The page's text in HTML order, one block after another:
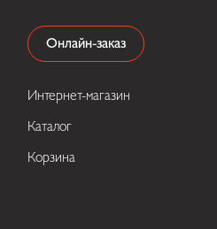
Онлайн-заказ
Интернет-магазин
Каталог
Корзина